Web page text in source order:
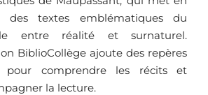
des textes emblématiques du
entre réalité et surnaturel.
BiblioCollège ajoute des repères
pour comprendre les récits et
la lecture.